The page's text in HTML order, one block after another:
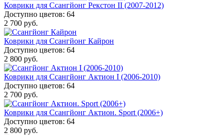
Коврики для Ссангйонг Рекстон II (2007-2012)
Доступно цветов: 64
2 700 руб.
Коврики для Ссангйонг Кайрон
Доступно цветов: 64
2 800 руб.
Коврики для Ссангйонг Актион I (2006-2010)
Доступно цветов: 64
2 700 руб.
Коврики для Ссангйонг Актион. Sport (2006+)
Доступно цветов: 64
2 800 руб.